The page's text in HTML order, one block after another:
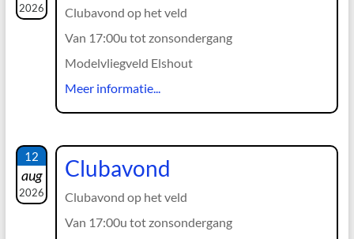
2026
Clubavond op het veld
Van 17:00u tot zonsondergang
Modelvliegveld Elshout
Meer informatie...
12
aug
2026
Clubavond
Clubavond op het veld
Van 17:00u tot zonsondergang